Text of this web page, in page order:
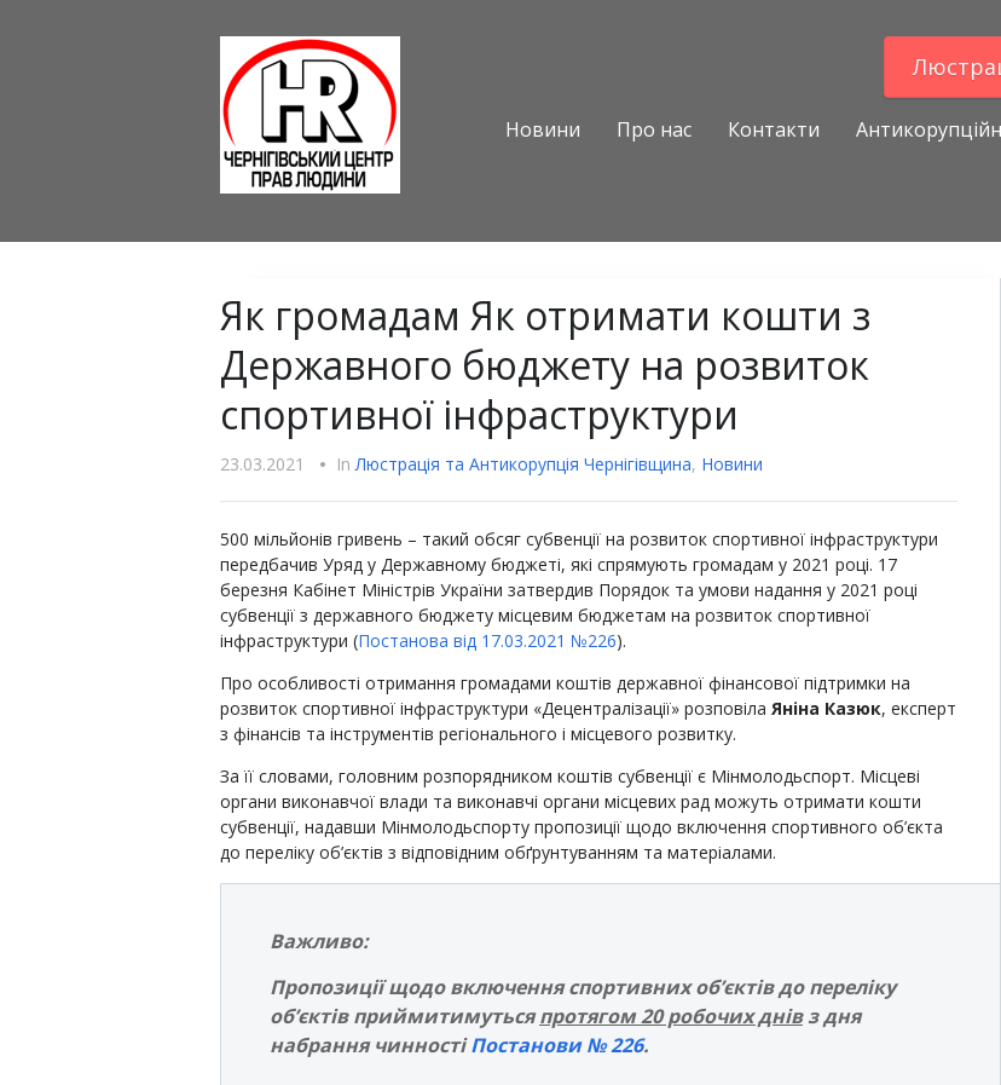
Новини Про нас Контакти
Як громадам Як отримати кошти з
Державного бюджету на розвиток
спортивної інфраструктури
23.03.2021 • InЛюстрацiя та Антикорупцiя Чернігівщина, Новини
500 мільйонів гривень – такий обсяг субвенції на розвиток спортивної інфраструктури
передбачив Уряд у Державному бюджеті, які спрямують громадам у 2021 році. 17
березня Кабінет Міністрів України затвердив Порядок та умови надання у 2021 році
субвенції з державного бюджету місцевим бюджетам на розвиток спортивної
інфраструктури (Постанова від 17.03.2021 №226).
Про особливості отримання громадами коштів державної фінансової підтримки на
розвиток спортивної інфраструктури «Децентралізації» розповіла Яніна Казюк, експерт
з фінансів та інструментів регіонального і місцевого розвитку.
За її словами, головним розпорядником коштів субвенції є Мінмолодьспорт. Місцеві
органи виконавчої влади та виконавчі органи місцевих рад можуть отримати кошти
субвенції, надавши Мінмолодьспорту пропозиції щодо включення спортивного об’єкта
до переліку об’єктів з відповідним обґрунтуванням та матеріалами.
Важливо:
Пропозиції щодо включення спортивних об’єктів до переліку
об’єктів приймитимутьсяпротягом 20 робочих днівз дня
набрання чинностіПостанови № 226.